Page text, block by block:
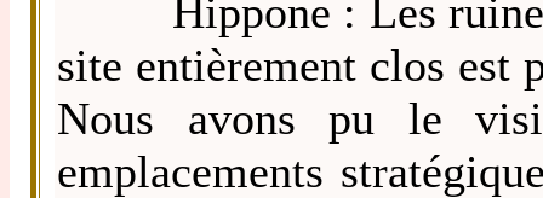
Hippone : Les ruines
site entièrement clos est
Nous avons pu le
emplacements